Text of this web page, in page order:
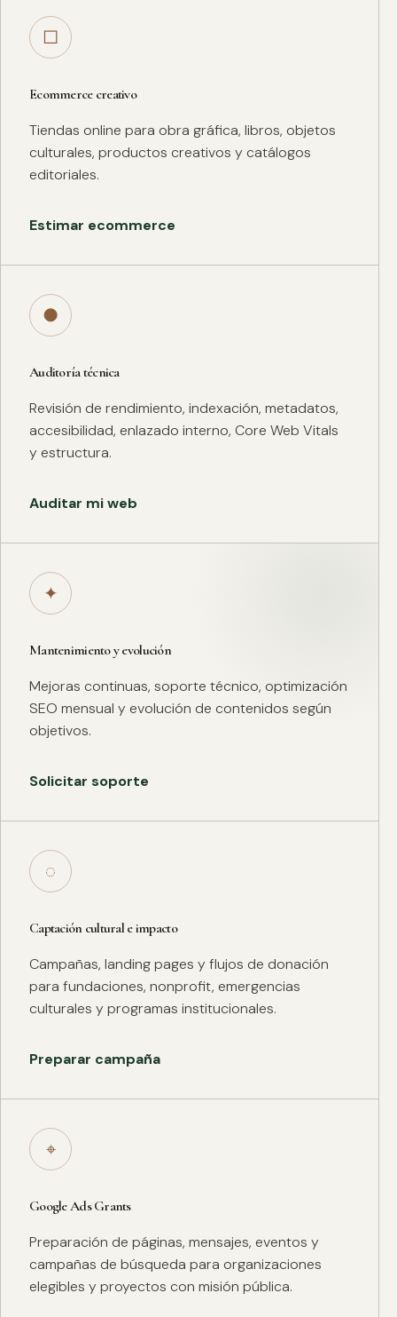
□
Ecommerce creativo
Tiendas online para obra gráfica, libros, objetos
culturales, productos creativos y catálogos
editoriales.
Estimar ecommerce
●
Auditoría técnica
Revisión de rendimiento, indexación, metadatos,
accesibilidad, enlazado interno, Core Web Vitals
y estructura.
Auditar mi web
✦
Mantenimiento y evolución
Mejoras continuas, soporte técnico, optimización
SEO mensual y evolución de contenidos según
objetivos.
Solicitar soporte
◌
Captación cultural e impacto
Campañas, landing pages y flujos de donación
para fundaciones, nonprofit, emergencias
culturales y programas institucionales.
Preparar campaña
⌖
Google Ads Grants
Preparación de páginas, mensajes, eventos y
campañas de búsqueda para organizaciones
elegibles y proyectos con misión pública.